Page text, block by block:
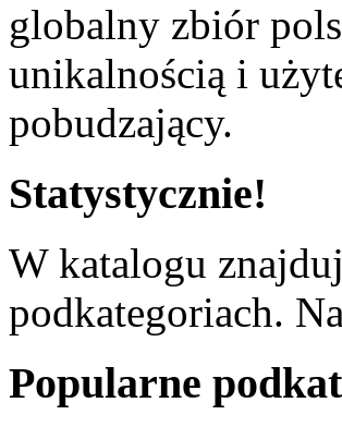
globalny zbiór
unikalnością i
pobudzający.
Statystycznie!
W katalogu
podkategoriach.
Popularne